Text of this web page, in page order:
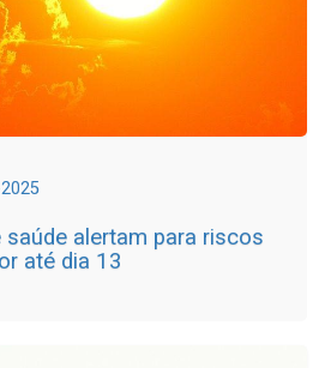
saúde alertam para riscos
até dia 13